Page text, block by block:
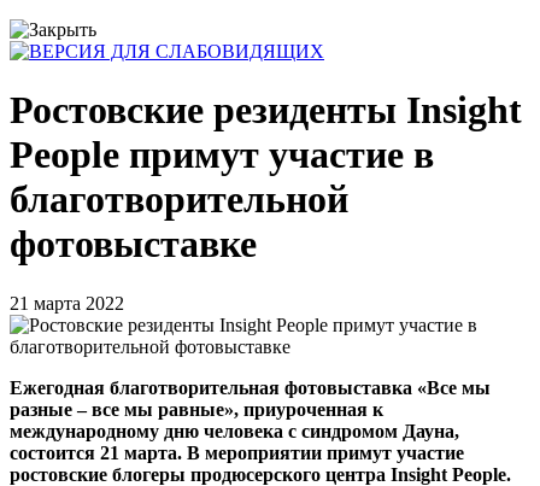
Ростовские резиденты Insight
People примут участие в
благотворительной
фотовыставке
21 марта 2022
Ежегодная благотворительная фотовыставка «Все мы
разные – все мы равные», приуроченная к
международному дню человека с синдромом Дауна,
состоится 21 марта. В мероприятии примут участие
ростовские блогеры продюсерского центра Insight People.